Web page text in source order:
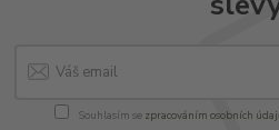
Souhlasím se zpracováním osobních